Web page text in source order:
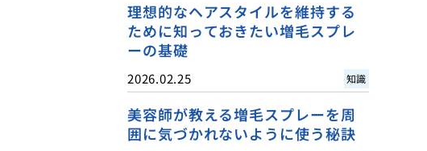
理想的なヘアスタイルを維持する
ために知っておきたい増毛スプレ
ーの基礎
2026.02.25 知識
美容師が教える増毛スプレーを周
囲に気づかれないように使う秘訣